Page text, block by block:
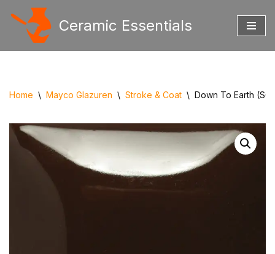
Ceramic Essentials
Home \ Mayco Glazuren \ Stroke & Coat \ Down To Earth (SC